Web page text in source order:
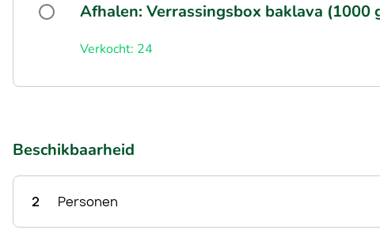
Afhalen: Verrassingsbox baklava (1000
Verkocht: 24
Beschikbaarheid
2 Personen